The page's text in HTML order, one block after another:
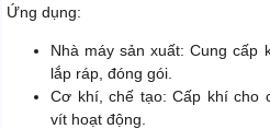
Ứng dụng:
Nhà máy sản xuất: Cung cấp
lắp ráp, đóng gói.
Cơ khí, chế tạo: Cấp khí cho
vít hoạt động.